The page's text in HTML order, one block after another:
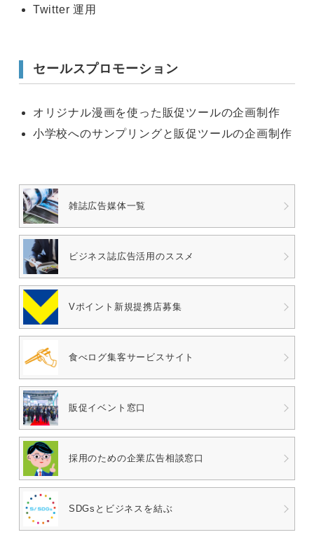
Twitter 運用
セールスプロモーション
オリジナル漫画を使った販促ツールの企画制作
小学校へのサンプリングと販促ツールの企画制作
雑誌広告媒体一覧
ビジネス誌広告活用のススメ
Vポイント 新規提携店募集
食べログ集客サービスサイト
販促イベント窓口
採用のための企業広告相談窓口
SDGsとビジネスを結ぶ